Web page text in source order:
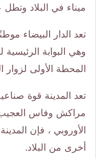
ميناء في البلاد
تعد الدار البيضاء
وهي البوابة الرئيسية
المحطة الأولى لزوار
تعد المدينة قوة
مراكش وفاس
الأوروبي ، فإن
أخرى من البلاد.